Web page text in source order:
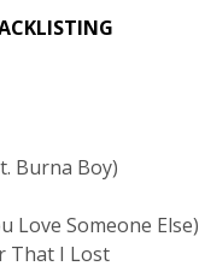
Burna Boy)
Love Someone Else)
That I Lost